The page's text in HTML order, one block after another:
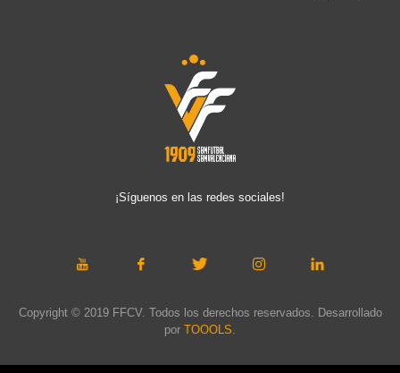
¡Síguenos en las redes sociales!
Copyright © 2019 FFCV. Todos los derechos reservados. Desarrollado
por TOOOLS